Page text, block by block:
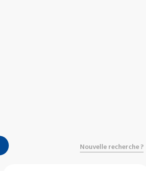
Nouvelle recherche ?